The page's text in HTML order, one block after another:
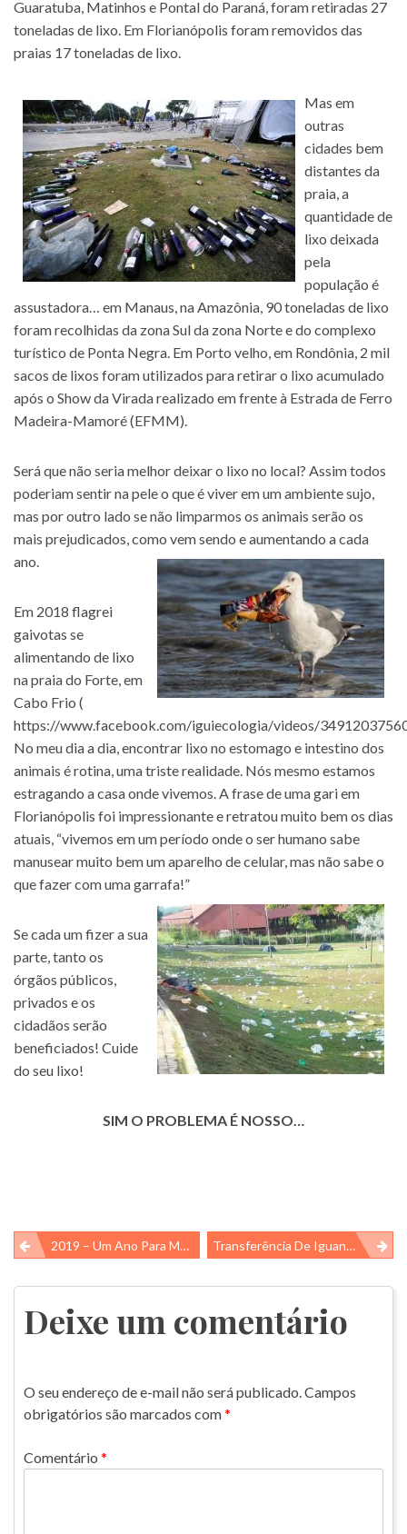
Guaratuba, Matinhos e Pontal do Paraná, foram retiradas 27
toneladas de lixo. Em Florianópolis foram removidos das
praias 17 toneladas de lixo.
Mas em
outras
cidades bem
distantes da
praia, a
quantidade de
lixo deixada
pela
população é
assustadora… em Manaus, na Amazônia, 90 toneladas de lixo
foram recolhidas da zona Sul da zona Norte e do complexo
turístico de Ponta Negra. Em Porto velho, em Rondônia, 2 mil
sacos de lixos foram utilizados para retirar o lixo acumulado
após o Show da Virada realizado em frente à Estrada de Ferro
Madeira-Mamoré (EFMM).
Será que não seria melhor deixar o lixo no local? Assim todos
poderiam sentir na pele o que é viver em um ambiente sujo,
mas por outro lado se não limparmos os animais serão os
mais prejudicados, como vem sendo e aumentando a cada
ano.
Em 2018 flagrei
gaivotas se
alimentando de lixo
na praia do Forte, em
Cabo Frio (
https://www.facebook.com/iguiecologia/videos/
No meu dia a dia, encontrar lixo no estomago e intestino dos
animais é rotina, uma triste realidade. Nós mesmo estamos
estragando a casa onde vivemos. A frase de uma gari em
Florianópolis foi impressionante e retratou muito bem os dias
atuais, “vivemos em um período onde o ser humano sabe
manusear muito bem um aparelho de celular, mas não sabe o
que fazer com uma garrafa!”
Se cada um fizer a sua
parte, tanto os
órgãos públicos,
privados e os
cidadãos serão
beneficiados! Cuide
do seu lixo!
SIM O PROBLEMA É NOSSO…
Navegação
de
Post
2019 – Um Ano Para Mudar! Transferência De Iguanas Em Galápagos
Deixe um comentário
O seu endereço de e-mail não será publicado.Campos
obrigatórios são marcados com*
Comentário *